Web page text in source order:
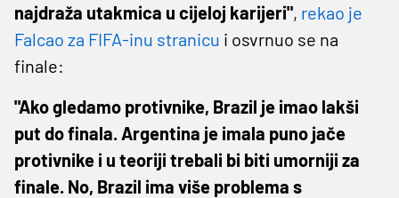
najdraža utakmica u cijeloj karijeri", rekao je
Falcao za FIFA-inu stranicu i osvrnuo se na
finale:
"Ako gledamo protivnike, Brazil je imao lakši
put do finala. Argentina je imala puno jače
protivnike i u teoriji trebali bi biti umorniji za
finale. No, Brazil ima više problema s